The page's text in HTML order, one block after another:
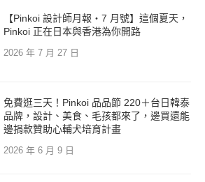
【Pinkoi 設計師月報・7 月號】這個夏天，
Pinkoi 正在日本與香港為你開路
2026 年 7 月 27 日
免費逛三天！Pinkoi 品品節 220＋台日韓泰
品牌，設計、美食、毛孩都來了，邊買還能
邊捐款贊助心輔犬培育計畫
2026 年 6 月 9 日